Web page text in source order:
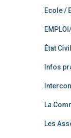
Ecole /
État Civil
Infos
La
Les